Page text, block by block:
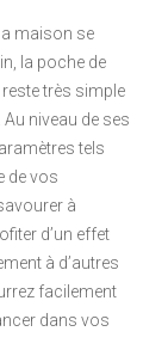
maison se
la poche de
très simple
niveau de ses
tels
de vos
à
d’un effet
à d’autres
facilement
dans vos